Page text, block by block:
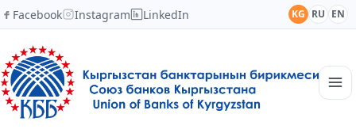
Facebook Instagram LinkedIn KG RU EN